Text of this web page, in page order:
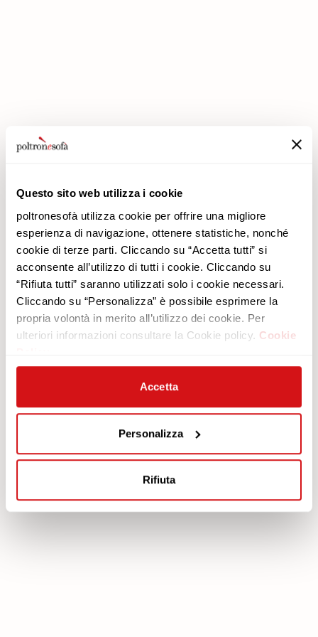
Questo sito web utilizza i cookie
poltronesofà utilizza cookie per offrire una migliore
esperienza di navigazione, ottenere statistiche, nonché
cookie di terze parti. Cliccando su “Accetta tutti” si
acconsente all’utilizzo di tutti i cookie. Cliccando su
“Rifiuta tutti” saranno utilizzati solo i cookie necessari.
Cliccando su “Personalizza” è possibile esprimere la
propria volontà in merito all’utilizzo dei cookie. Per
ulteriori informazioni consultare la Cookie policy. Cookie
Accetta
Personalizza
Rifiuta
Azienda
Perché Sceglierci
Negozi
Lavora con noi
Contatti
Newsletter
Prodotti
Promozioni
Rivestimenti
Divani
Poltrone
Cookie policy
Codice etico
Whistleblowing
Servizi
Piano protezione